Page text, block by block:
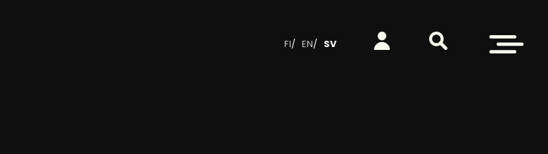
FI EN SV
Logga in Sök på webbplatsen
Öppna